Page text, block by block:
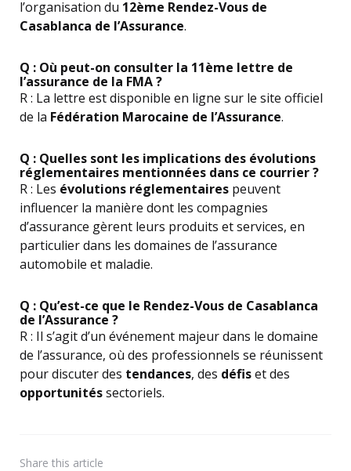
l’organisation du 12ème Rendez-Vous de
Casablanca de l’Assurance.
Q : Où peut-on consulter la 11ème lettre de
l’assurance de la FMA ?
R : La lettre est disponible en ligne sur le site officiel
de la Fédération Marocaine de l’Assurance.
Q : Quelles sont les implications des évolutions
réglementaires mentionnées dans ce courrier ?
R : Les évolutions réglementaires peuvent
influencer la manière dont les compagnies
d’assurance gèrent leurs produits et services, en
particulier dans les domaines de l’assurance
automobile et maladie.
Q : Qu’est-ce que le Rendez-Vous de Casablanca
de l’Assurance ?
R : Il s’agit d’un événement majeur dans le domaine
de l’assurance, où des professionnels se réunissent
pour discuter des tendances, des défiset des
opportunitéssectoriels.
Share this article